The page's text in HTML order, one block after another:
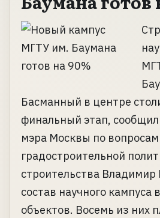
Басманный в центре
финальный этап,
мэра Москвы по вопросам
градостроительной
строительства
состав научного кампуса
объектов. Восемь из них